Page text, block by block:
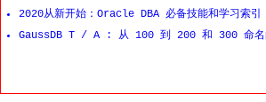
2020从新开始：Oracle DBA 必备技能和学习索引
GaussDB T / A : 从 100 到 200 和 300 命名